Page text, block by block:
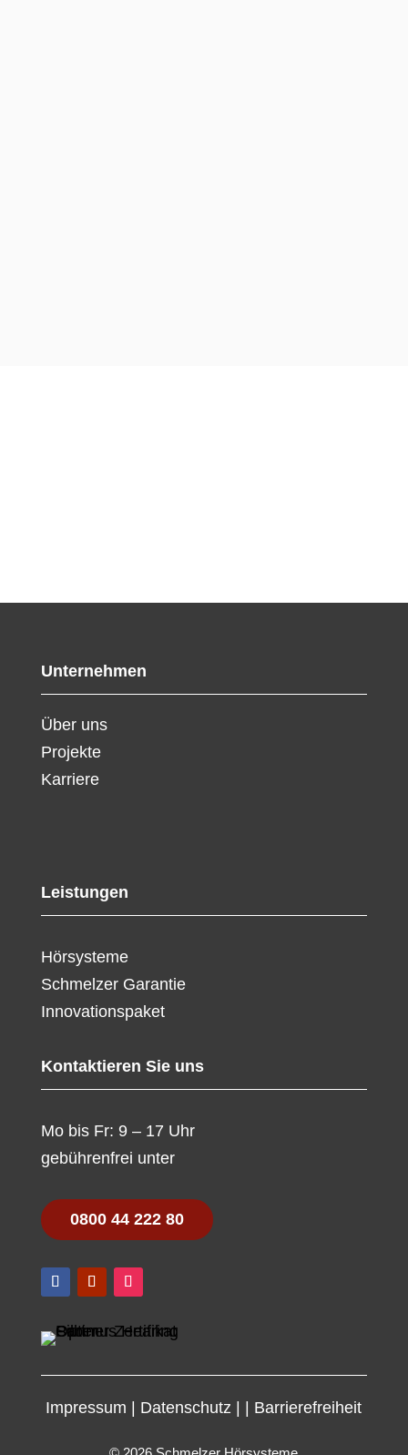
Unternehmen
Über uns
Projekte
Karriere
Leistungen
Hörsysteme
Schmelzer Garantie
Innovationspaket
Kontaktieren Sie uns
Mo bis Fr: 9 – 17 Uhr
gebührenfrei unter
0800 44 222 80
Impressum | Datenschutz | | Barrierefreiheit